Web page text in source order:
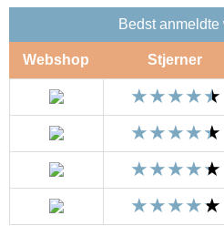
Bedst
Webshop Stjerner